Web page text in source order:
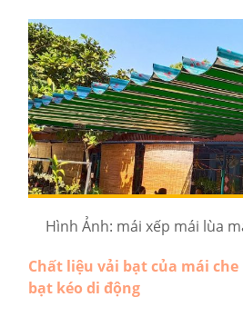
Hình Ảnh: mái xếp mái lùa
Chất liệu vải bạt của mái
bạt kéo di động